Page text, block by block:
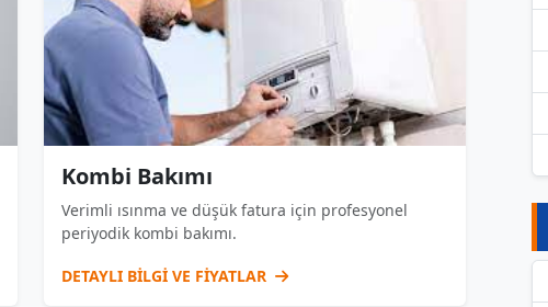
Kombi Bakımı
Verimli ısınma ve düşük fatura için profesyonel
periyodik kombi bakımı.
DETAYLI BİLGİ VE FİYATLAR